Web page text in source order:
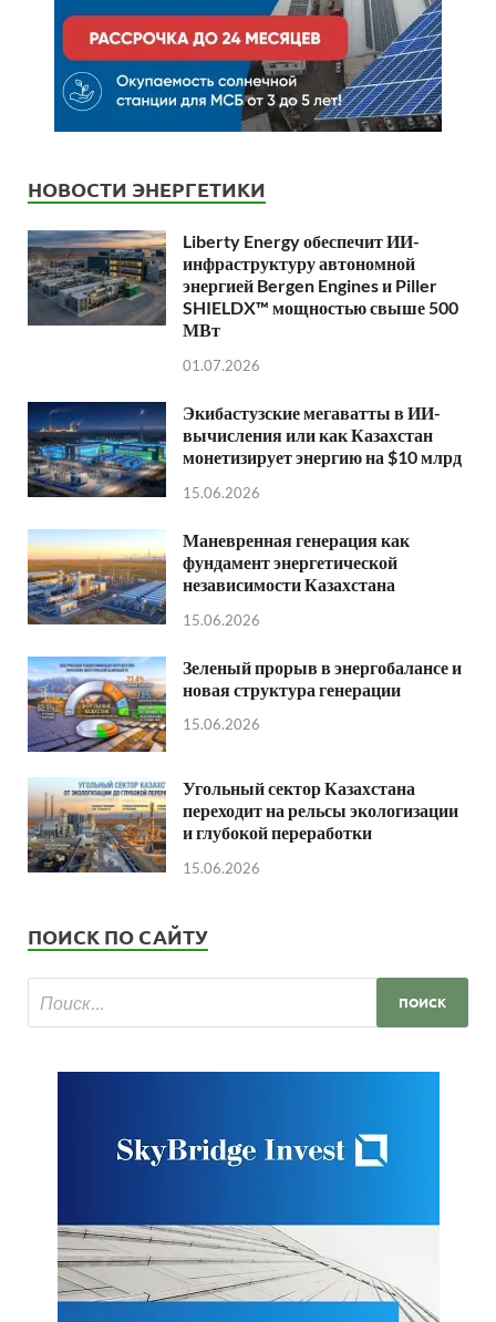
НОВОСТИ ЭНЕРГЕТИКИ
Liberty Energy обеспечит ИИ-
инфраструктуру автономной
энергией Bergen Engines и Piller
SHIELDX™ мощностью свыше 500
МВт
01.07.2026
Экибастузские мегаватты в ИИ-
вычисления или как Казахстан
монетизирует энергию на $10 млрд
15.06.2026
Маневренная генерация как
фундамент энергетической
независимости Казахстана
15.06.2026
Зеленый прорыв в энергобалансе и
новая структура генерации
15.06.2026
Угольный сектор Казахстана
переходит на рельсы экологизации
и глубокой переработки
15.06.2026
ПОИСК ПО САЙТУ